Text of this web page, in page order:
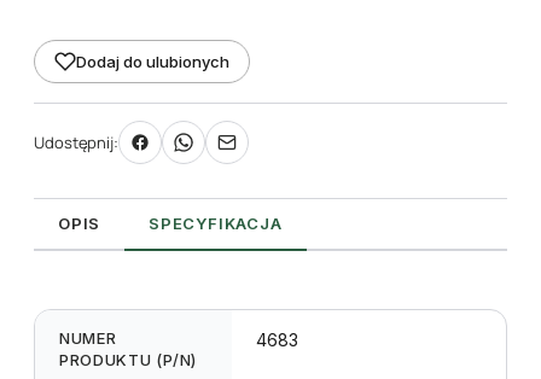
matowe
210
x
148
(50szt)
Dodaj do ulubionych
Udostępnij:
OPIS SPECYFIKACJA
NUMER
PRODUKTU (P/N)
4683